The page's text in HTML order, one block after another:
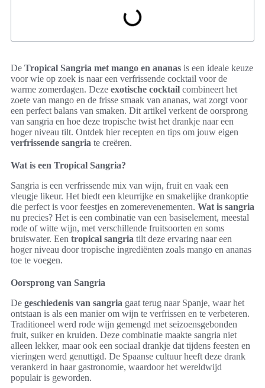
De Tropical Sangria met mango en ananas is een ideale keuze
voor wie op zoek is naar een verfrissende cocktail voor de
warme zomerdagen. Deze exotische cocktail combineert het
zoete van mango en de frisse smaak van ananas, wat zorgt voor
een perfect balans van smaken. Dit artikel verkent de oorsprong
van sangria en hoe deze tropische twist het drankje naar een
hoger niveau tilt. Ontdek hier recepten en tips om jouw eigen
verfrissende sangria te creëren.
Wat is een Tropical Sangria?
Sangria is een verfrissende mix van wijn, fruit en vaak een
vleugje likeur. Het biedt een kleurrijke en smakelijke drankoptie
die perfect is voor feestjes en zomerevenementen. Wat is sangria
nu precies? Het is een combinatie van een basiselement, meestal
rode of witte wijn, met verschillende fruitsoorten en soms
bruiswater. Een tropical sangria tilt deze ervaring naar een
hoger niveau door tropische ingrediënten zoals mango en ananas
toe te voegen.
Oorsprong van Sangria
De geschiedenis van sangria gaat terug naar Spanje, waar het
ontstaan is als een manier om wijn te verfrissen en te verbeteren.
Traditioneel werd rode wijn gemengd met seizoensgebonden
fruit, suiker en kruiden. Deze combinatie maakte sangria niet
alleen lekker, maar ook een sociaal drankje dat tijdens feesten en
vieringen werd genuttigd. De Spaanse cultuur heeft deze drank
verankerd in haar gastronomie, waardoor het wereldwijd
populair is geworden.